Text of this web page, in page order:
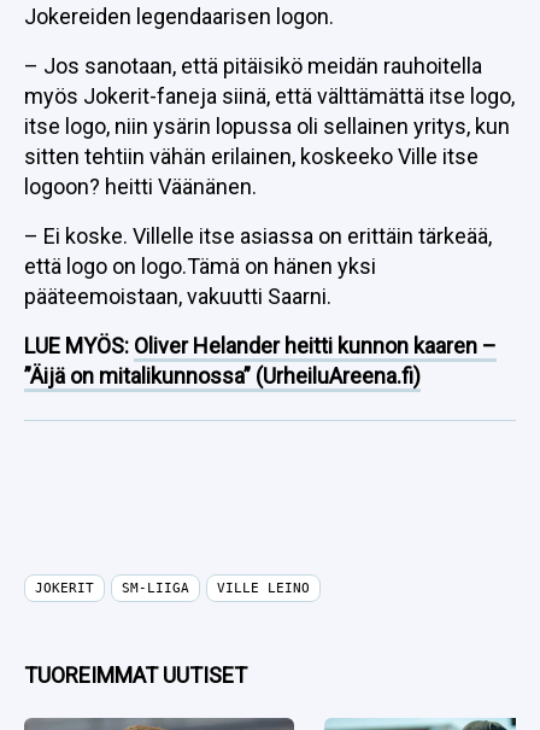
Jokereiden legendaarisen logon.
– Jos sanotaan, että pitäisikö meidän rauhoitella
myös Jokerit-faneja siinä, että välttämättä itse logo,
itse logo, niin ysärin lopussa oli sellainen yritys, kun
sitten tehtiin vähän erilainen, koskeeko Ville itse
logoon? heitti Väänänen.
– Ei koske. Villelle itse asiassa on erittäin tärkeää,
että logo on logo.Tämä on hänen yksi
pääteemoistaan, vakuutti Saarni.
LUE MYÖS: Oliver Helander heitti kunnon kaaren –
”Äijä on mitalikunnossa” (UrheiluAreena.fi)
JOKERIT SM-LIIGA VILLE LEINO
TUOREIMMAT UUTISET